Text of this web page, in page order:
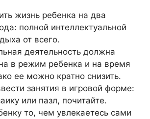
жизнь ребенка на два
полной интеллектуальной
от всего.
деятельность должна
в режим ребенка и на время
ее можно кратно снизить.
занятия в игровой форме:
или пазл, почитайте.
то, чем увлекаетесь сами